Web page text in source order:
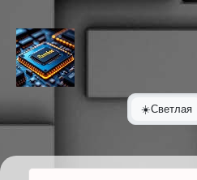
☀️Светлая